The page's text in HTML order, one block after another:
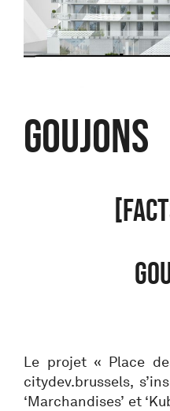
GOUJONS
Le projet « Place
citydev.brussels,
‘Marchandises’ et